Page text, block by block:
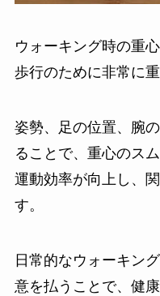
ウォーキング時の重
歩行のために非常に重
姿勢、足の位置、腕
ることで、重心のス
運動効率が向上し、
す。
日常的なウォーキン
意を払うことで、健